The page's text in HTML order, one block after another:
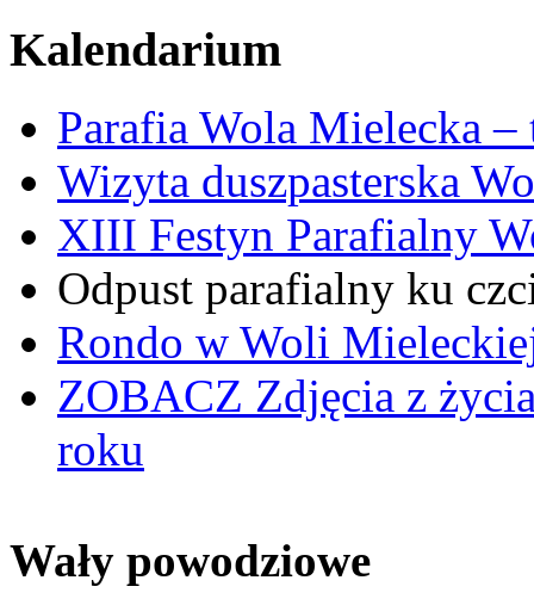
Kalendarium
Parafia Wola Mielecka
Wizyta duszpasterska
XIII Festyn Parafialny
Odpust parafialny ku
Rondo w Woli
ZOBACZ Zdjęcia z
roku
Wały powodziowe